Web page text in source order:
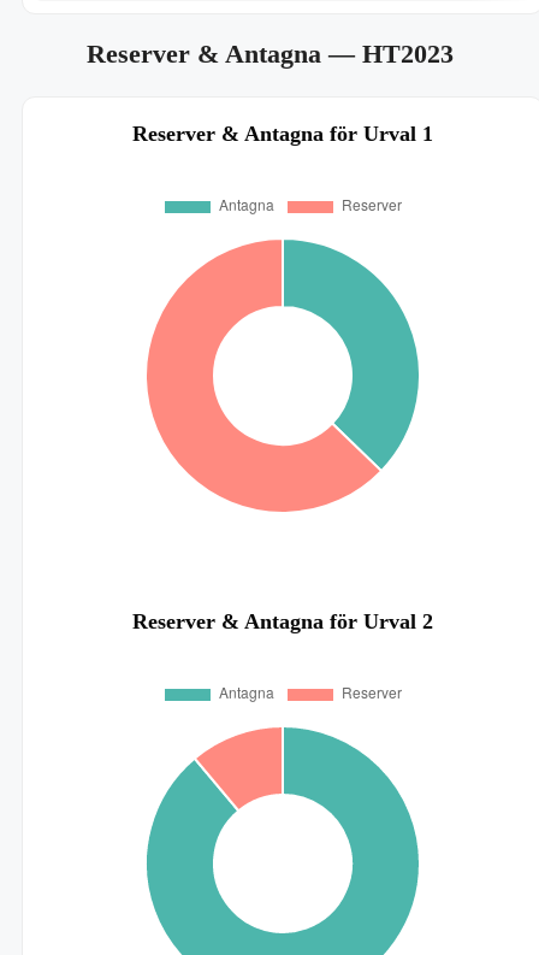
Reserver & Antagna— HT2023
Reserver & Antagna för Urval 1
Reserver & Antagna för Urval 2